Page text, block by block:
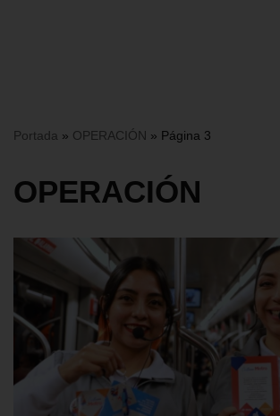
Portada » OPERACIÓN » Página 3
OPERACIÓN